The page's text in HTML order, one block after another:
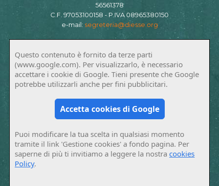
56561378
C.F. 97053100158 - P.IVA 08965380150
e-mail: segreteria@diesse.org
Questo contenuto è fornito da terze parti
(www.google.com). Per visualizzarlo, è necessario
accettare i cookie di Google. Tieni presente che Google
potrebbe utilizzarli anche per fini pubblicitari.
Accetta cookies di Google
Puoi modificare la tua scelta in qualsiasi momento
tramite il link 'Gestione cookies' a fondo pagina. Per
saperne di più ti invitiamo a leggere la nostracookies
Policy.